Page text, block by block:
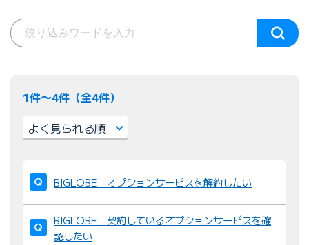
1件〜4件（全4件）
び
替
え
：
BIGLOBE オプションサービスを解約したい
BIGLOBE 契約しているオプションサービスを確
認したい